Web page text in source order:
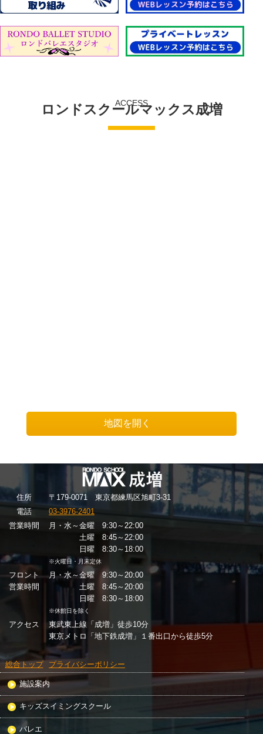
ACCESS
ロンドスクールマックス成増
地図を開く
住所
〒179-0071 東京都練馬区旭町3-31
電話
03-3976-2401
営業時間
月・水～金曜 9:30～22:00
土曜 8:45～22:00
日曜 8:30～18:00
※火曜日・月末定休
フロント
営業時間
月・水～金曜 9:30～20:00
土曜 8:45～20:00
日曜 8:30～18:00
※休館日を除く
アクセス
東武東上線「成増」徒歩10分
東京メトロ「地下鉄成増」１番出口から徒歩5分
総合トップ プライバシーポリシー
施設案内
キッズスイミングスクール
バレエ